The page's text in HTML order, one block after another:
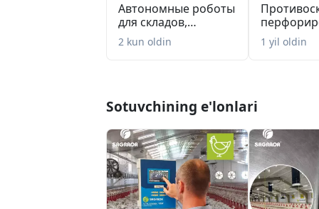
Автономные роботы
для складов,
производств,
рестор...
2 kun oldin 1 yil oldin
Sotuvchining e'lonlari